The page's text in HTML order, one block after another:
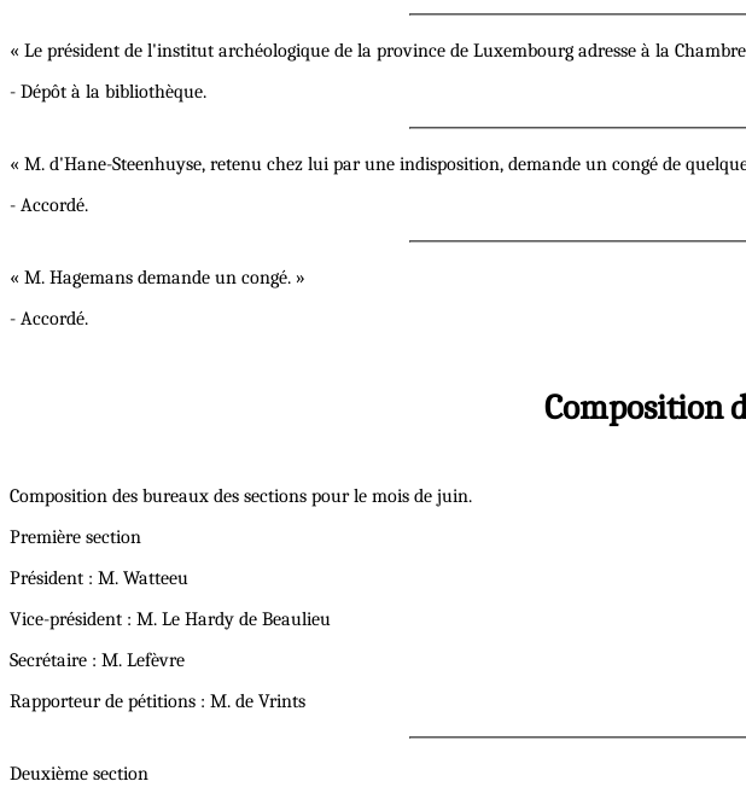
« Le président de l'institut archéologique de la province de Luxembourg adresse à la
- Dépôt à la bibliothèque.
« M. d'Hane-Steenhuyse, retenu chez lui par une indisposition, demande un congé de
- Accordé.
« M. Hagemans demande un congé. »
- Accordé.
Composition
Composition des bureaux des sections pour le mois de juin.
Première section
Président : M. Watteeu
Vice-président : M. Le Hardy de Beaulieu
Secrétaire : M. Lefèvre
Rapporteur de pétitions : M. de Vrints
Deuxième section